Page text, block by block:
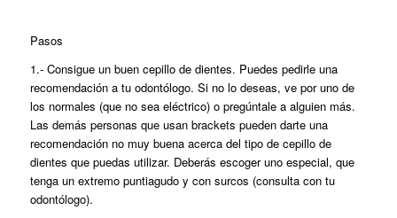
Pasos
1.- Consigue un buen cepillo de dientes. Puedes pedirle una
recomendación a tu odontólogo. Si no lo deseas, ve por uno de
los normales (que no sea eléctrico) o pregúntale a alguien más.
Las demás personas que usan brackets pueden darte una
recomendación no muy buena acerca del tipo de cepillo de
dientes que puedas utilizar. Deberás escoger uno especial, que
tenga un extremo puntiagudo y con surcos (consulta con tu
odontólogo).